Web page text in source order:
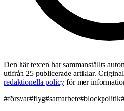
Den här texten har sammanställts
utifrån 25 publicerade artiklar.
redaktionella policy för mer
#försvar#flyg#samarbete#blockpolitik#